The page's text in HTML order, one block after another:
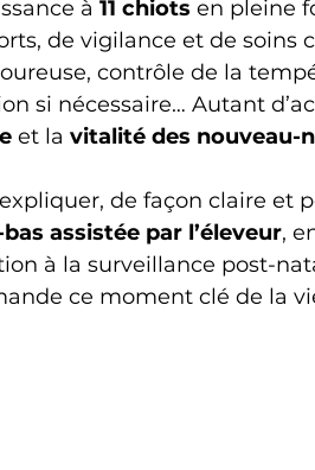
à 11 chiots en pleine
de vigilance et de soins
contrôle de la
si nécessaire… Autant
et la vitalité des nouveau-
de façon claire et
assistée par l’éleveur,
à la surveillance post-
ce moment clé de la